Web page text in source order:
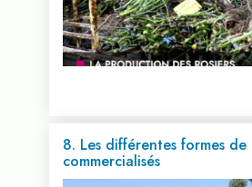
8. Les différentes formes de
commercialisés